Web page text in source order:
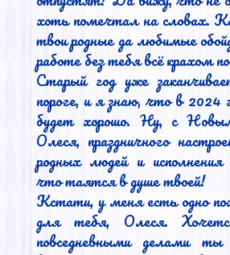
хоть помечтал на словах.
твои родные да любимые
работе без тебя всё крахом
Старый год уже
пороге, и я знаю, что в 2024
будет хорошо. Ну, с
Олеся, праздничного
родных людей и
что таятся в душе твоей!
Кстати, у меня есть одно
для тебя, Олеся.
повседневными делами